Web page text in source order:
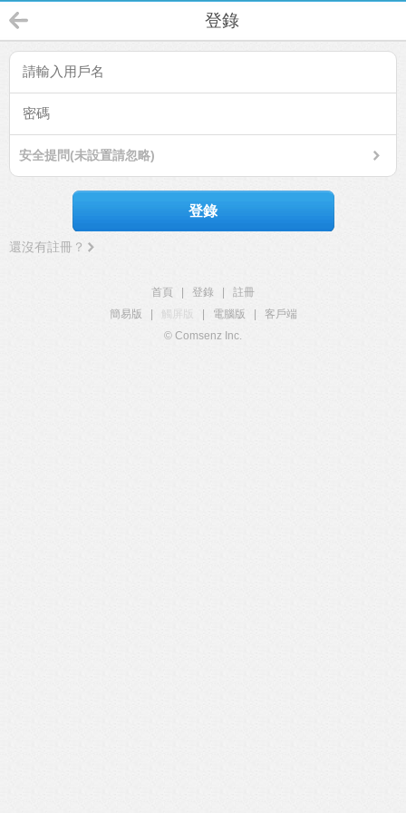
登錄
安全提問(未設置請忽略)
登錄
還沒有註冊？
首頁 登錄
註冊
簡易版
觸屏版 電腦版
客戶端
© Comsenz Inc.